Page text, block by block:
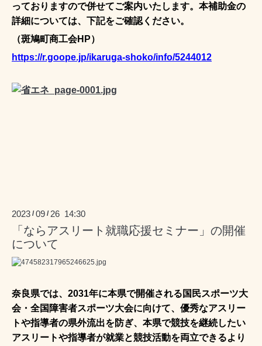
っておりますので併せてご案内いたします。本補助金の
詳細については、下記をご確認ください。
（斑鳩町商工会HP）
https://r.goope.jp/ikaruga-shoko/info/5244012
2023 /09 / 26 14:30
「ならアスリート就職応援セミナー」の開催
について
奈良県では、2031年に本県で開催される国民スポーツ大
会・全国障害者スポーツ大会に向けて、優秀なアスリー
トや指導者の県外流出を防ぎ、本県で競技を継続したい
アスリートや指導者が就業と競技活動を両立できるより